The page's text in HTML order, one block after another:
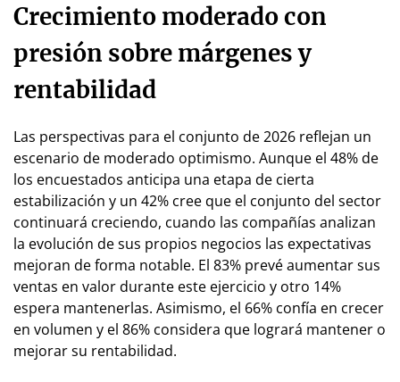
Crecimiento moderado con
presión sobre márgenes y
rentabilidad
Las perspectivas para el conjunto de 2026 reflejan un
escenario de moderado optimismo. Aunque el 48% de
los encuestados anticipa una etapa de cierta
estabilización y un 42% cree que el conjunto del sector
continuará creciendo, cuando las compañías analizan
la evolución de sus propios negocios las expectativas
mejoran de forma notable. El 83% prevé aumentar sus
ventas en valor durante este ejercicio y otro 14%
espera mantenerlas. Asimismo, el 66% confía en crecer
en volumen y el 86% considera que logrará mantener o
mejorar su rentabilidad.